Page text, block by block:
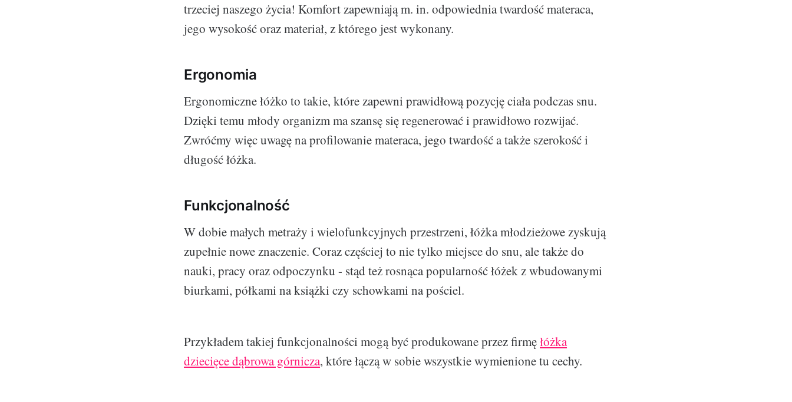
trzeciej naszego życia! Komfort zapewniają m. in. odpowiednia twardość materaca,
jego wysokość oraz materiał, z którego jest wykonany.
Ergonomia
Ergonomiczne łóżko to takie, które zapewni prawidłową pozycję ciała podczas snu.
Dzięki temu młody organizm ma szansę się regenerować i prawidłowo rozwijać.
Zwróćmy więc uwagę na profilowanie materaca, jego twardość a także szerokość i
długość łóżka.
Funkcjonalność
W dobie małych metraży i wielofunkcyjnych przestrzeni, łóżka młodzieżowe zyskują
zupełnie nowe znaczenie. Coraz częściej to nie tylko miejsce do snu, ale także do
nauki, pracy oraz odpoczynku - stąd też rosnąca popularność łóżek z wbudowanymi
biurkami, półkami na książki czy schowkami na pościel.
Przykładem takiej funkcjonalności mogą być produkowane przez firmęłóżka
dziecięce dąbrowa górnicza, które łączą w sobie wszystkie wymienione tu cechy.